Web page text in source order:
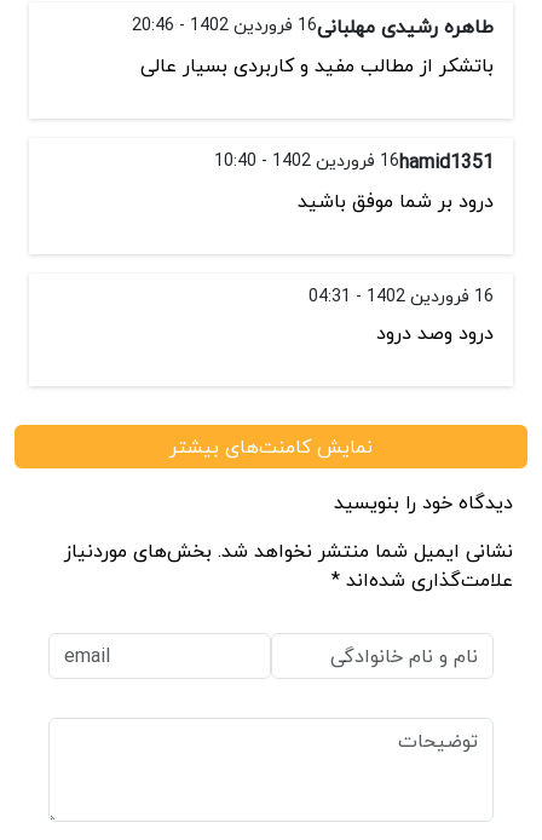
طاهره رشیدی مهلبانی16 فروردین 1402 - 20:46
باتشکر از مطالب مفید و کاربردی بسیار عالی
hamid135116 فروردین 1402 - 10:40
درود بر شما موفق باشید
16 فروردین 1402 - 04:31
درود وصد درود
نمایش کامنت‌های بیشتر
دیدگاه خود را بنویسید
نشانی ایمیل شما منتشر نخواهد شد. بخش‌های موردنیاز
علامت‌گذاری شده‌اند *